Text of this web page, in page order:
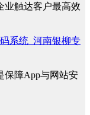
业触达客户最高效
系统_河南银柳专
保障App与网站安